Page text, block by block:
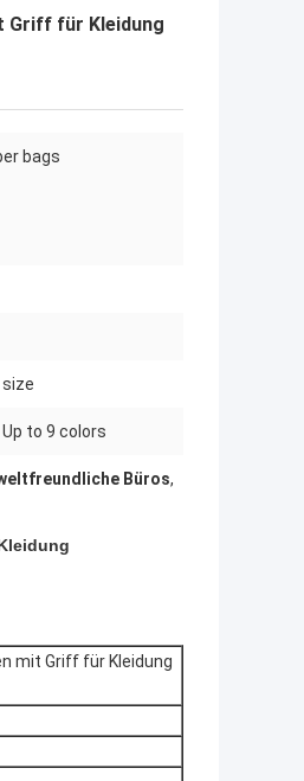
Griff für Kleidung
bags
to 9 colors
Büros,
mit Griff für Kleidung